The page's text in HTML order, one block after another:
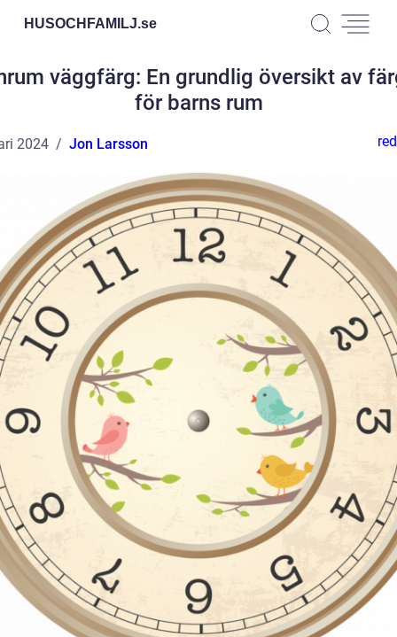
HUSOCHFAMILJ.se
väggfärg: En grundlig översikt av
för barns rum
2024 Jon Larsson